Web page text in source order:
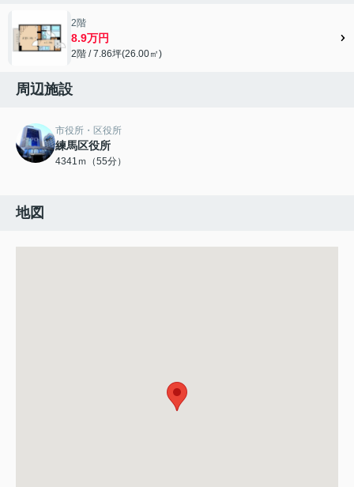
2階
8.9万円
2階 / 7.86坪(26.00㎡)
周辺施設
市役所・区役所
練馬区役所
4341ｍ（55分）
地図